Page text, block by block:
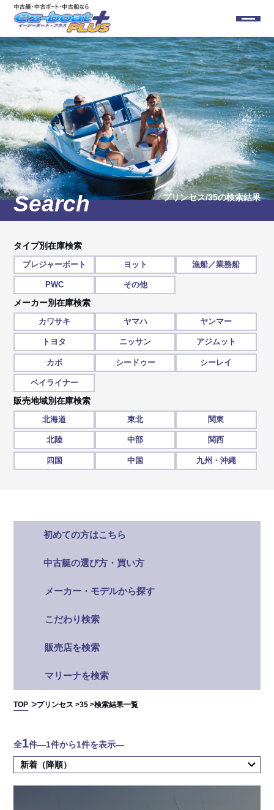
プリンセス/35の検索結果
タイプ別在庫検索
プレジャーボート ヨット 漁船／業務船
PWC その他
メーカー別在庫検索
カワサキ ヤマハ ヤンマー
トヨタ ニッサン アジムット
カボ シードゥー シーレイ
ベイライナー
販売地域別在庫検索
北海道 東北 関東
北陸 中部 関西
四国 中国 九州・沖縄
初めての方はこちら
中古艇の選び方・買い方
メーカー・モデルから探す
こだわり検索
販売店を検索
マリーナを検索
TOP プリンセス >35 >検索結果一覧
全1件―1件から1件を表示―